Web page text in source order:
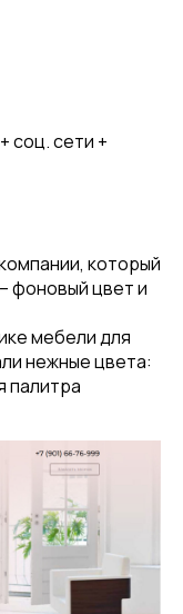
соц. сети +
который
фоновый цвет и
мебели для
нежные цвета:
палитра